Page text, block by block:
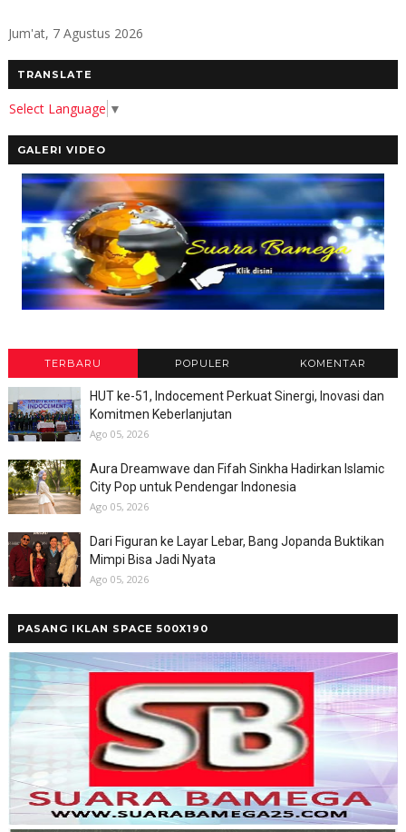
Jum'at, 7 Agustus 2026
TRANSLATE
Select Language ▼
GALERI VIDEO
TERBARU POPULER KOMENTAR
HUT ke-51, Indocement Perkuat Sinergi, Inovasi dan
Komitmen Keberlanjutan
Ago 05, 2026
Aura Dreamwave dan Fifah Sinkha Hadirkan Islamic
City Pop untuk Pendengar Indonesia
Ago 05, 2026
Dari Figuran ke Layar Lebar, Bang Jopanda Buktikan
Mimpi Bisa Jadi Nyata
Ago 05, 2026
PASANG IKLAN SPACE 500X190